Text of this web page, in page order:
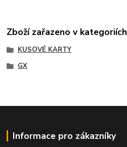
Zboží zařazeno v kategoriích
KUSOVÉ KARTY
GX
Informace pro zákazníky